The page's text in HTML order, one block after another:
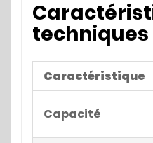
techniques
Caractéristique
Capacité